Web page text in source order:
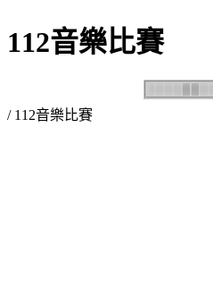
112音樂比賽
/ 112音樂比賽